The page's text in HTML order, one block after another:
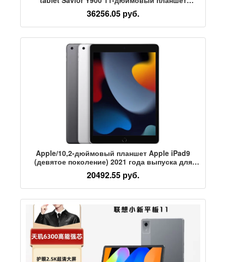
Lenovo Savior y900 Планшет для обучения игре
с искусственным интеллектом, планшет с
государственной субсидией
36256.05 руб.
Apple/10,2-дюймовый планшет Apple iPad9
(девятое поколение) 2021 года выпуска для
обучения на планшете Ipad 9
20492.55 руб.